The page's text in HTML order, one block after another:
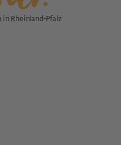
Rheinland-Pfalz